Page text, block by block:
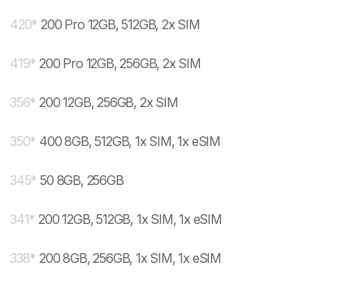
420* 200 Pro 12GB, 512GB, 2x SIM
419* 200 Pro 12GB, 256GB, 2x SIM
356* 200 12GB, 256GB, 2x SIM
350* 400 8GB, 512GB, 1x SIM, 1x eSIM
345* 50 8GB, 256GB
341* 200 12GB, 512GB, 1x SIM, 1x eSIM
338* 200 8GB, 256GB, 1x SIM, 1x eSIM